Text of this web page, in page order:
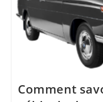
Comment